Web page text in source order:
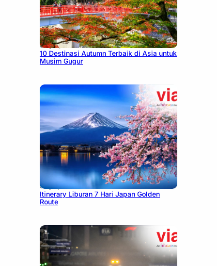
July 9, 2026
10 Destinasi Autumn Terbaik di Asia untuk
Musim Gugur
July 7, 2026
Itinerary Liburan 7 Hari Japan Golden
Route